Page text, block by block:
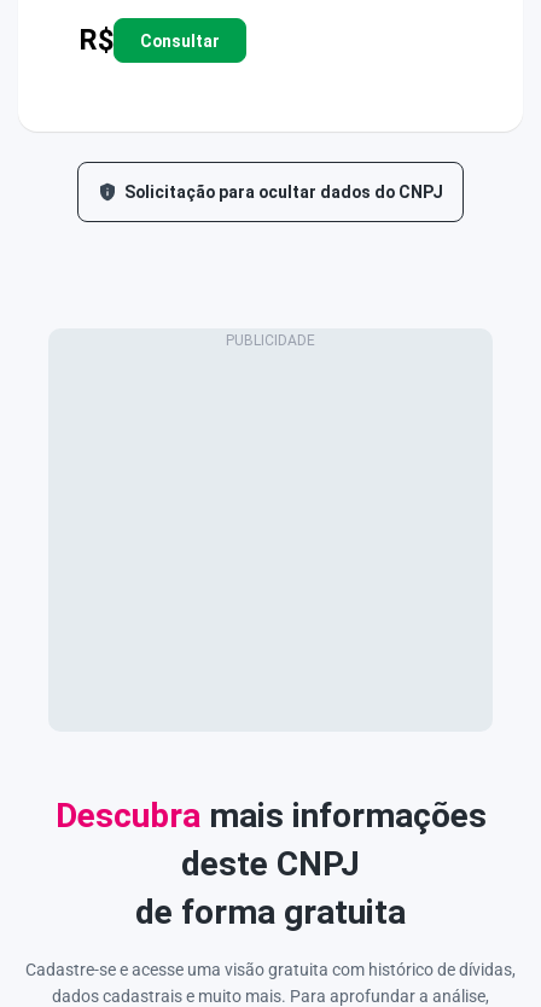
R$ Consultar
Solicitação para ocultar dados do CNPJ
Descubra mais informações
deste CNPJ
de forma gratuita
Cadastre-se e acesse uma visão gratuita com histórico de dívidas,
dados cadastrais e muito mais. Para aprofundar a análise,